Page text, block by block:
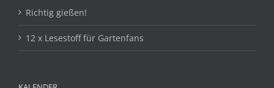
Richtig gießen!
12 x Lesestoff für Gartenfans